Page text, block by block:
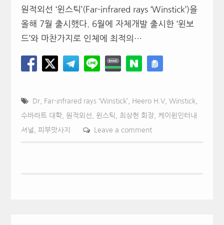
원적외선 ‘윈스틱’(Far-infrared rays ‘Winstick’)을
올해 7월 출시했다. 6월에 자체개발 출시한 ‘윈보
드’와 마찬가지로 인체에 최적의…
Dr, Far-infrared rays ‘Winstick’ Heero H.V, Winstick,
수바라트 대학, 원적외선 윈스틱 최상헌 회장, 케이윈인터내
셔널 피부맛사지 Leave a comment